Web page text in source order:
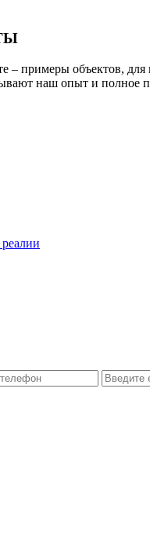
– примеры объектов,
наш опыт и полное